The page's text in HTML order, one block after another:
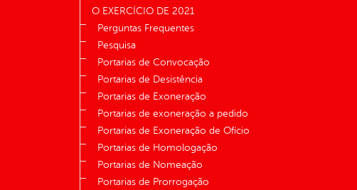
O EXERCÍCIO DE 2021
Perguntas Frequentes
Pesquisa
Portarias de Convocação
Portarias de Desistência
Portarias de Exoneração
Portarias de exoneração a pedido
Portarias de Exoneração de Ofício
Portarias de Homologação
Portarias de Nomeação
Portarias de Prorrogação